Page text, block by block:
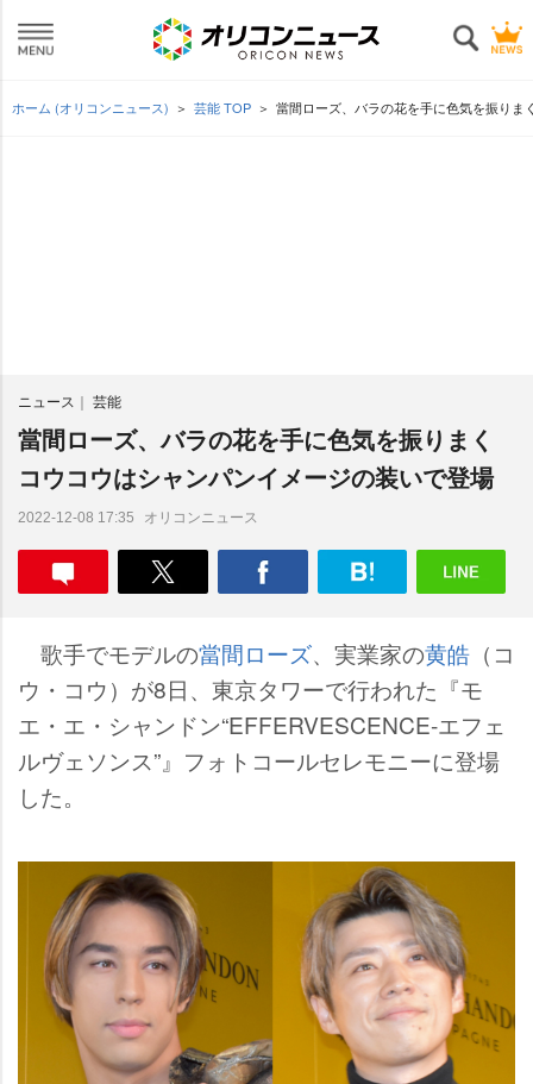
ホーム (オリコンニュース) 芸能 TOP 當間ローズ、バラの花を手に色気を振り
ニュース 芸能
當間ローズ、バラの花を手に色気を振りまく
コウコウはシャンパンイメージの装いで登場
2022-12-08 17:35 オリコンニュース
歌手でモデルの當間ローズ、実業家の黄皓 （コ
ウ・コウ）が8日、東京タワーで行われた『モ
エ・エ・シャンドン“EFFERVESCENCE-エフェ
ルヴェソンス”』フォトコールセレモニーに登場
した。